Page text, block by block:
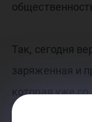
Так, сегодня
заряженная и
которая уже
создавать